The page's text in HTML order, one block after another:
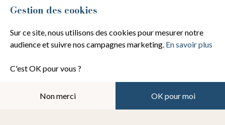
Les ateliers
Le livre
----
A propos
Gestion des cookies
Sur ce site, nous utilisons des cookies pour mesurer notre
audience et suivre nos campagnes marketing. En savoir plus
C'est OK pour vous ?
Non merci OK pour moi